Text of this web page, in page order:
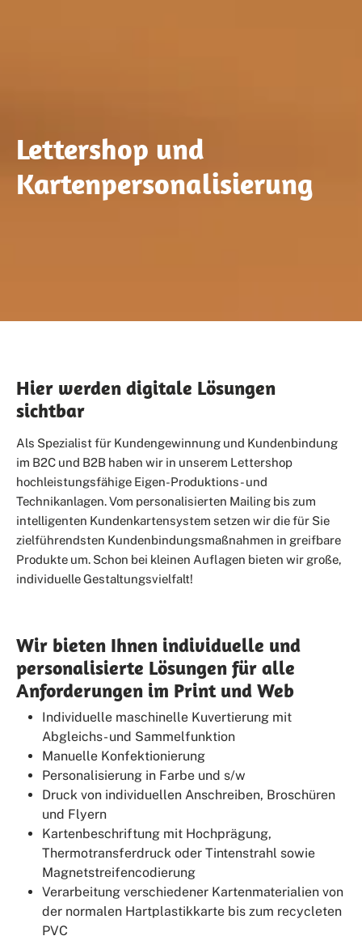
Lettershop und
Kartenpersonalisierung
Hier werden digitale Lösungen
sichtbar
Als Spezialist für Kundengewinnung und Kundenbindung
im B2C und B2B haben wir in unserem Lettershop
hochleistungsfähige Eigen-Produktions- und
Technikanlagen. Vom personalisierten Mailing bis zum
intelligenten Kundenkartensystem setzen wir die für Sie
zielführendsten Kundenbindungsmaßnahmen in greifbare
Produkte um. Schon bei kleinen Auflagen bieten wir große,
individuelle Gestaltungsvielfalt!
Wir bieten Ihnen individuelle und
personalisierte Lösungen für alle
Anforderungen im Print und Web
Individuelle maschinelle Kuvertierung mit
Abgleichs- und Sammelfunktion
Manuelle Konfektionierung
Personalisierung in Farbe und s/w
Druck von individuellen Anschreiben, Broschüren
und Flyern
Kartenbeschriftung mit Hochprägung,
Thermotransferdruck oder Tintenstrahl sowie
Magnetstreifencodierung
Verarbeitung verschiedener Kartenmaterialien von
der normalen Hartplastikkarte bis zum recycleten
PVC